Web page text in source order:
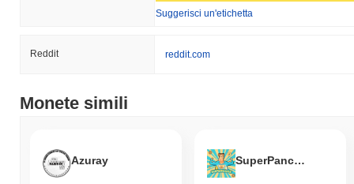
Suggerisci un'etichetta
Reddit reddit.com
Monete simili
Azuray SuperPancake